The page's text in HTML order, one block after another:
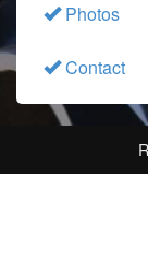
Photos
Contact